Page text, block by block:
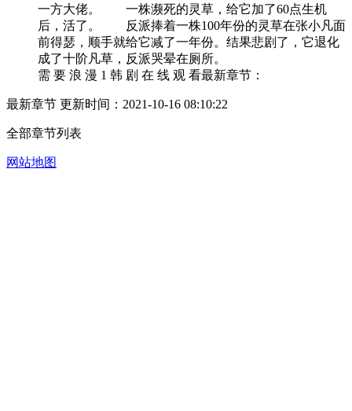
一方大佬。 一株濒死的灵草，给它加了60点生机
后，活了。 反派捧着一株100年份的灵草在张小凡面
前得瑟，顺手就给它减了一年份。结果悲剧了，它退化
成了十阶凡草，反派哭晕在厕所。
需 要 浪 漫 1 韩 剧 在 线 观 看最新章节：
最新章节 更新时间：2021-10-16 08:10:22
全部章节列表
网站地图